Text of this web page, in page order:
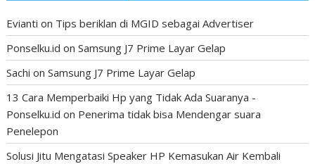
Evianti on Tips beriklan di MGID sebagai Advertiser
Ponselku.id onSamsung J7 Prime Layar Gelap
Sachi onSamsung J7 Prime Layar Gelap
13 Cara Memperbaiki Hp yang Tidak Ada Suaranya -
Ponselku.id on Penerima tidak bisa Mendengar suara
Penelepon
Solusi Jitu Mengatasi Speaker HP Kemasukan Air Kembali